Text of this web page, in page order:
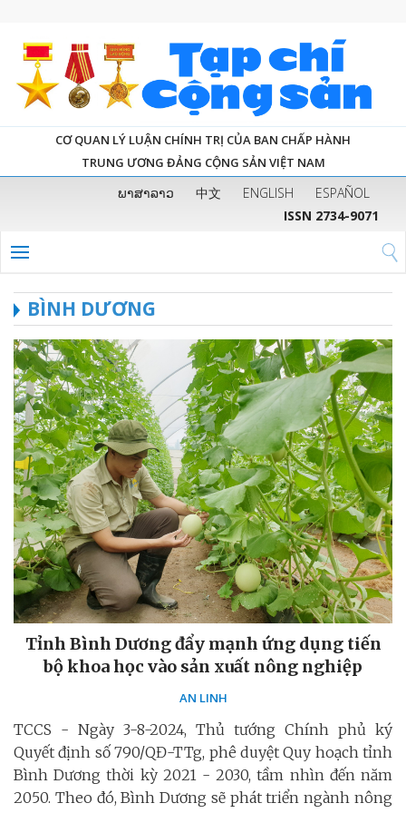
CƠ QUAN LÝ LUẬN CHÍNH TRỊ CỦA BAN CHẤP HÀNH
TRUNG ƯƠNG ĐẢNG CỘNG SẢN VIỆT NAM
ພາສາລາວ 中文 ENGLISH
ESPAÑOL
ISSN 2734-9071
BÌNH DƯƠNG
Tỉnh Bình Dương đẩy mạnh ứng dụng tiến
bộ khoa học vào sản xuất nông nghiệp
AN LINH
TCCS - Ngày 3-8-2024, Thủ tướng Chính phủ ký
Quyết định số 790/QĐ-TTg, phê duyệt Quy hoạch tỉnh
Bình Dương thời kỳ 2021 - 2030, tầm nhìn đến năm
2050. Theo đó, Bình Dương sẽ phát triển ngành nông